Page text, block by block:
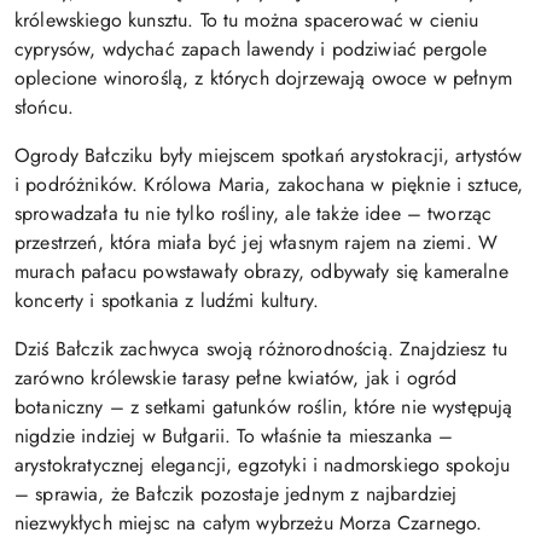
królewskiego kunsztu. To tu można spacerować w cieniu
cyprysów, wdychać zapach lawendy i podziwiać pergole
oplecione winoroślą, z których dojrzewają owoce w pełnym
słońcu.
Ogrody Bałcziku były miejscem spotkań arystokracji, artystów
i podróżników. Królowa Maria, zakochana w pięknie i sztuce,
sprowadzała tu nie tylko rośliny, ale także idee – tworząc
przestrzeń, która miała być jej własnym rajem na ziemi. W
murach pałacu powstawały obrazy, odbywały się kameralne
koncerty i spotkania z ludźmi kultury.
Dziś Bałczik zachwyca swoją różnorodnością. Znajdziesz tu
zarówno królewskie tarasy pełne kwiatów, jak i ogród
botaniczny – z setkami gatunków roślin, które nie występują
nigdzie indziej w Bułgarii. To właśnie ta mieszanka –
arystokratycznej elegancji, egzotyki i nadmorskiego spokoju
– sprawia, że Bałczik pozostaje jednym z najbardziej
niezwykłych miejsc na całym wybrzeżu Morza Czarnego.